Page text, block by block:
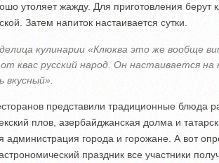
утоляет жажду. Для приготовления берут
Затем напиток настаивается сутки.
кулинарии «Клюква это же вообще
квас русский народ. Он настаивается на
вкусный».
представили традиционные блюда
плов, азербайджанская долма и
администрация города и горожане. А вот
праздник все участники